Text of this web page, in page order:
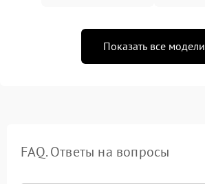
Показать все модели
FAQ. Ответы на вопросы